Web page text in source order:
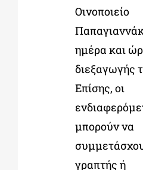
Οινοποιείο
ημέρα και
διεξαγωγής
Επίσης, οι
μπορούν να
γραπτής ή